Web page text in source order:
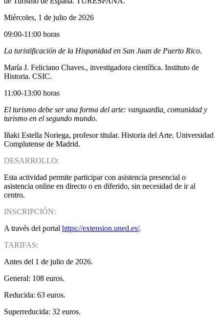
Miércoles, 1 de julio de 2026
09:00-11:00 horas
La turistificación de la Hispanidad en San Juan de Puerto Rico.
María J. Feliciano Chaves., investigadora científica. Instituto de
Historia. CSIC.
11:00-13:00 horas
El turismo debe ser una forma del arte: vanguardia, comunidad y
turismo en el segundo mundo.
Iñaki Estella Noriega, profesor titular. Historia del Arte. Universidad
Complutense de Madrid.
DESARROLLO:
Esta actividad permite participar con asistencia presencial o
asistencia online en directo o en diferido, sin necesidad de ir al
centro.
INSCRIPCIÓN:
A través del portal https://extension.uned.es/.
TARIFAS:
Antes del 1 de julio de 2026.
General: 108 euros.
Reducida: 63 euros.
Superreducida: 32 euros.